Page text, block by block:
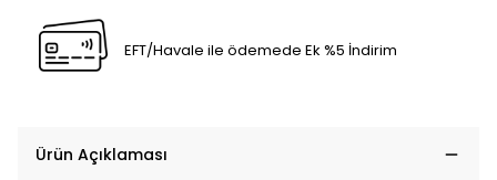
EFT/Havale ile ödemede Ek %5 İndirim
Ürün Açıklaması